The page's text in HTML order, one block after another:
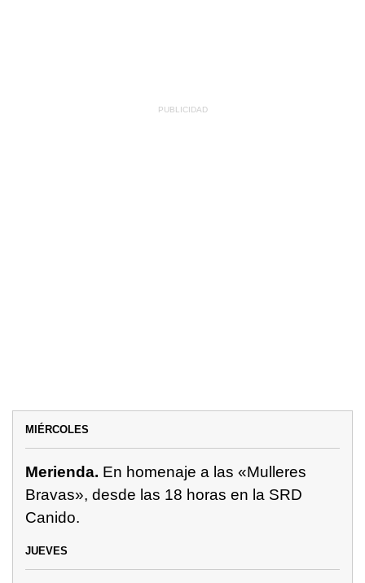
MIÉRCOLES
Merienda. En homenaje a las «Mulleres
Bravas», desde las 18 horas en la SRD
Canido.
JUEVES